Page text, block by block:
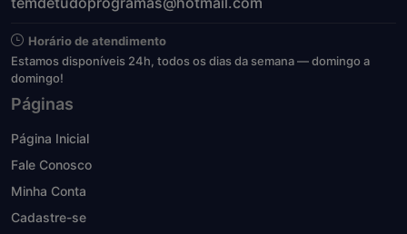
Horário de atendimento
Estamos disponíveis 24h, todos os dias da semana — domingo a
domingo!
Páginas
Página Inicial
Fale Conosco
Minha Conta
Cadastre-se